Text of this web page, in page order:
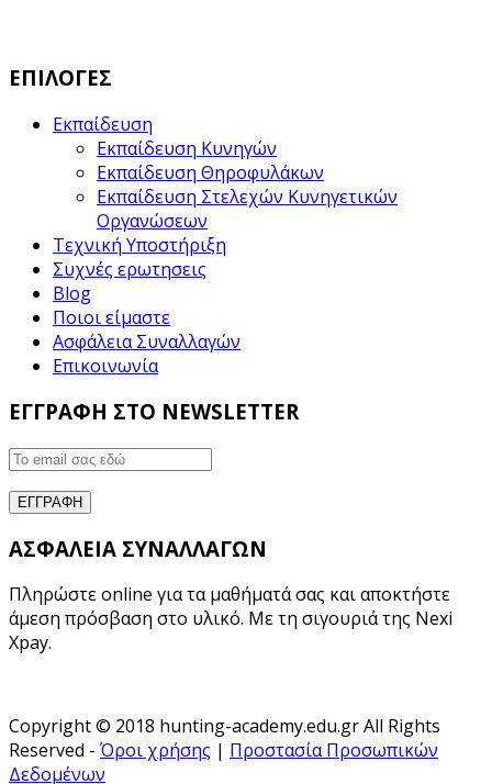
ΕΠΙΛΟΓΕΣ
Εκπαίδευση
Εκπαίδευση Κυνηγών
Εκπαίδευση Θηροφυλάκων
Εκπαίδευση Στελεχών Κυνηγετικών
Οργανώσεων
Τεχνική Υποστήριξη
Συχνές ερωτησεις
Blog
Ποιοι είμαστε
Ασφάλεια Συναλλαγών
Επικοινωνία
ΕΓΓΡΑΦΗ ΣΤΟ NEWSLETTER
ΑΣΦΑΛΕΙΑ ΣΥΝΑΛΛΑΓΩΝ
Πληρώστε online για τα μαθήματά σας και αποκτήστε
άμεση πρόσβαση στο υλικό. Με τη σιγουριά της Nexi
Xpay.
Copyright © 2018 hunting-academy.edu.gr All Rights
Reserved - Όροι χρήσης | Προστασία Προσωπικών
Δεδομένων